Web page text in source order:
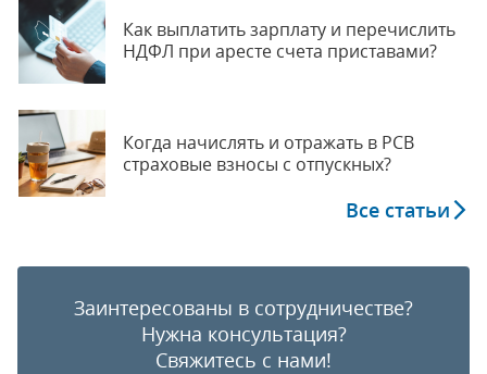
Как выплатить зарплату и перечислить
НДФЛ при аресте счета приставами?
Когда начислять и отражать в РСВ
страховые взносы с отпускных?
Все статьи
Заинтересованы в сотрудничестве?
Нужна консультация?
Свяжитесь с нами!